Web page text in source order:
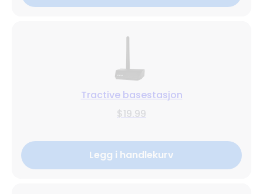
Tractive basestasjon
$19.99
Legg i handlekurv